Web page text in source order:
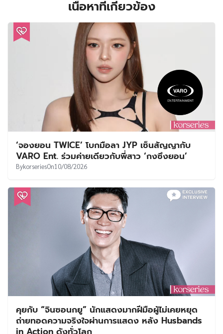
เนื้อหาที่เกี่ยวข้อง
‘จองยอน TWICE’ โบกมือลา JYP เซ็นสัญญากับ
VARO Ent. ร่วมค่ายเดียวกับพี่สาว ‘กงซึงยอน’
BykorseriesOn10/08/2026
คุยกับ “จินซอนกยู” นักแสดงมากฝีมือผู้ไม่เคยหยุด
ถ่ายทอดความจริงใจผ่านการแสดง หลัง Husbands